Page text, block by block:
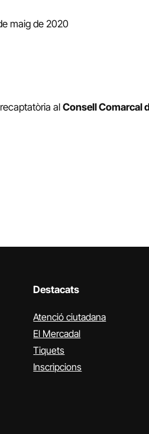
maig de 2020
al Consell Comarcal
Destacats
Atenció ciutadana
El Mercadal
Tiquets
Inscripcions